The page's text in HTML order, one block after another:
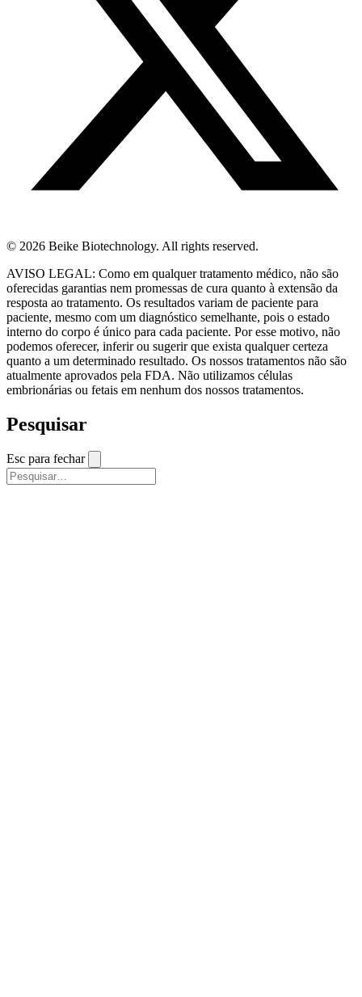
© 2026 Beike Biotechnology. All rights reserved.
AVISO LEGAL: Como em qualquer tratamento médico, não são
oferecidas garantias nem promessas de cura quanto à extensão da
resposta ao tratamento. Os resultados variam de paciente para
paciente, mesmo com um diagnóstico semelhante, pois o estado
interno do corpo é único para cada paciente. Por esse motivo, não
podemos oferecer, inferir ou sugerir que exista qualquer certeza
quanto a um determinado resultado. Os nossos tratamentos não são
atualmente aprovados pela FDA. Não utilizamos células
embrionárias ou fetais em nenhum dos nossos tratamentos.
Pesquisar
Esc para fechar